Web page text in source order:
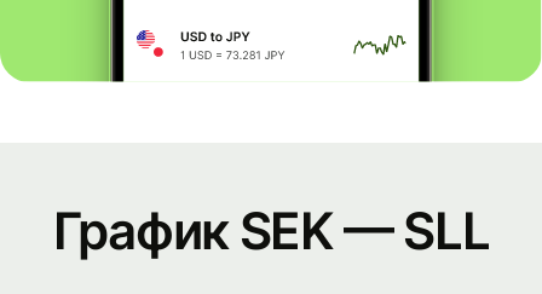
График SEK — SLL